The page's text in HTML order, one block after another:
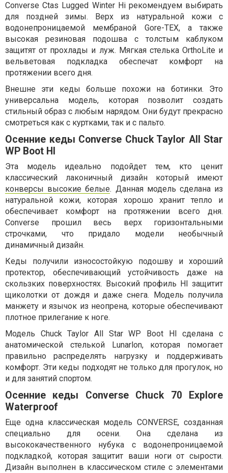
Converse Ctas Lugged Winter Hi рекомендуем выбирать
для поздней зимы. Верх из натуральной кожи с
водонепроницаемой мембраной Gore-TEX, а также
высокая резиновая подошва с толстым каблуком
защитят от прохлады и луж. Мягкая стелька OrthoLite и
вельветовая подкладка обеспечат комфорт на
протяжении всего дня.
Внешне эти кеды больше похожи на ботинки. Это
универсальна модель, которая позволит создать
стильный образ с любым нарядом. Они будут прекрасно
смотреться как с куртками, так и с пальто.
Осенние кеды Converse Chuck Taylor All Star
WР Boot HI
Эта модель идеально подойдет тем, кто ценит
классический лаконичный дизайн который имеют
конверсы высокие белые. Данная модель сделана из
натуральной кожи, которая хорошо хранит тепло и
обеспечивает комфорт на протяжении всего дня.
Converse прошил весь верх горизонтальными
строчками, что придало модели необычный
динамичный дизайн.
Кеды получили износостойкую подошву и хороший
протектор, обеспечивающий устойчивость даже на
скользких поверхностях. Высокий профиль HI защитит
щиколотки от дождя и даже снега. Модель получила
манжету и язычок из неопрена, которые обеспечивают
плотное прилегание к ноге.
Модель Chuck Taylor All Star WР Boot HI сделана с
анатомической стелькой Lunarlon, которая помогает
правильно распределять нагрузку и поддерживать
комфорт. Эти кеды подходят не только для прогулок, но
и для занятий спортом.
Осенние кеды Converse Chuck 70 Explore
Waterproof
Еще одна классическая модель CONVERSE, созданная
специально для осени. Она сделана из
высококачественного нубука с водонепроницаемой
подкладкой, которая защитит ваши ноги от сырости.
Дизайн выполнен в классическом стиле с элементами